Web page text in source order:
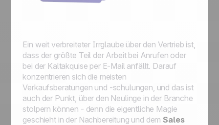
Ein weit verbreiteter Irrglaube über den Vertrieb ist,
dass der größte Teil der Arbeit bei Anrufen oder
bei der Kaltakquise per E-Mail anfällt. Darauf
konzentrieren sich die meisten
Verkaufsberatungen und -schulungen, und das ist
auch der Punkt, über den Neulinge in der Branche
stolpern können - denn die eigentliche Magie
geschieht in der Nachbereitung und dem Sales